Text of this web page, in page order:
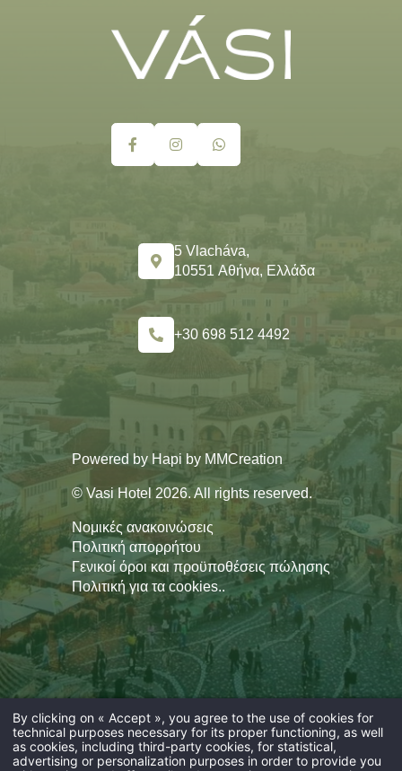
5 Vlacháva,
10551 Αθήνα, Ελλάδα
+30 698 512 4492
Powered by Hapi by MMCreation
© Vasi Hotel 2026. All rights reserved.
Νομικές ανακοινώσεις
Πολιτική απορρήτου
Γενικοί όροι και προϋποθέσεις πώλησης
Πολιτική για τα cookies..
By clicking on « Accept », you agree to the use of cookies for
technical purposes necessary for its proper functioning, as well
as cookies, including third-party cookies, for statistical,
advertising or personalization purposes in order to provide you